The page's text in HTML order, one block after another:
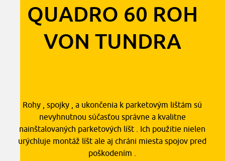
QUADRO 60 ROH
VON TUNDRA
Rohy , spojky , a ukončenia k parketovým lištám sú
nevyhnutnou súčasťou správne a kvalitne
nainštalovaných parketových líšt . Ich použitie nielen
urýchluje montáž líšt ale aj chráni miesta spojov pred
poškodením .